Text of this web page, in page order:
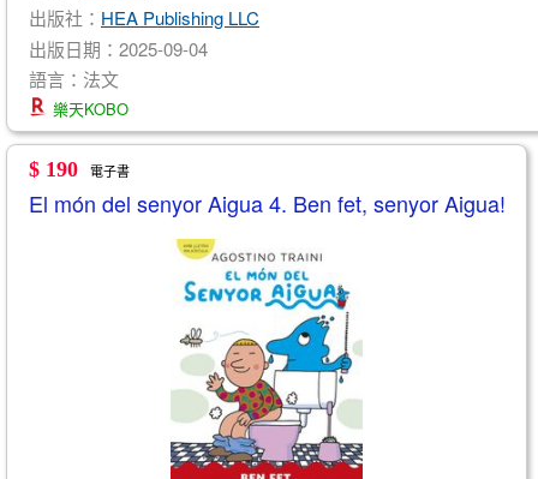
出版社： HEA Publishing LLC
出版日期：2025-09-04
語言：法文
樂天KOBO
$ 190 電子書
El món del senyor Aigua 4. Ben fet, senyor Aigua!